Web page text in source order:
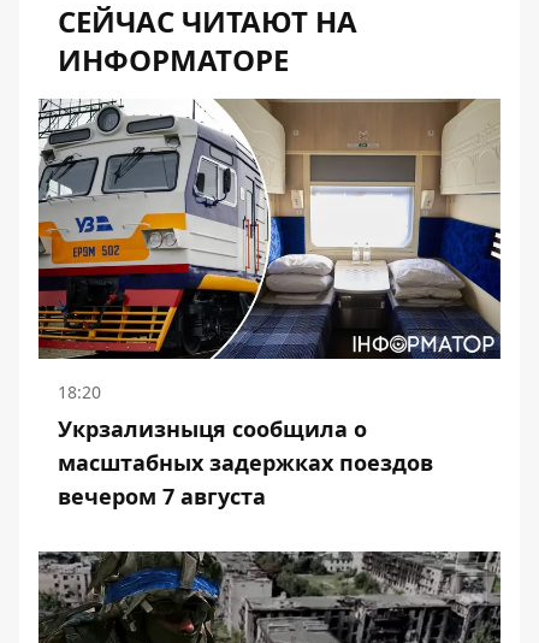
СЕЙЧАС ЧИТАЮТ НА
ИНФОРМАТОРЕ
18:20
Укрзализныця сообщила о
масштабных задержках поездов
вечером 7 августа